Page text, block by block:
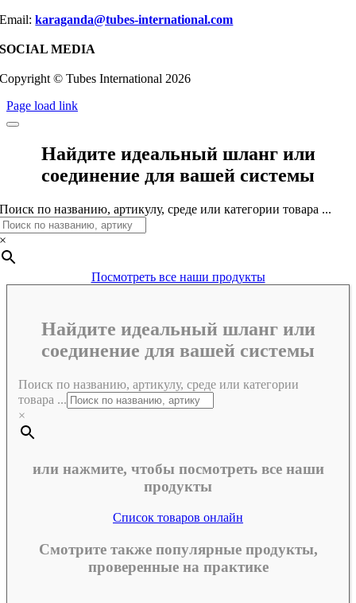
Email:karaganda@tubes-international.com
SOCIAL MEDIA
Copyright © Tubes International 2026
Page load link
Найдите идеальный шланг или
соединение для вашей системы
Поиск по названию, артикулу, среде или категории товара ...
×
Посмотреть все наши продукты
Найдите идеальный шланг или
соединение для вашей системы
Поиск по названию, артикулу, среде или категории
товара ...
×
или нажмите, чтобы посмотреть все наши
продукты
Список товаров онлайн
Смотрите также популярные продукты,
проверенные на практике